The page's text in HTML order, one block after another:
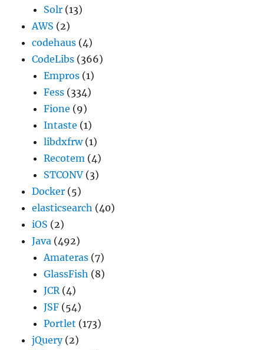
Solr (13)
AWS (2)
codehaus (4)
CodeLibs (366)
Empros (1)
Fess (334)
Fione (9)
Intaste (1)
libdxfrw(1)
Recotem (4)
STCONV (3)
Docker (5)
elasticsearch (40)
iOS (2)
Java (492)
Amateras (7)
GlassFish (8)
JCR(4)
JSF (54)
Portlet (173)
jQuery(2)